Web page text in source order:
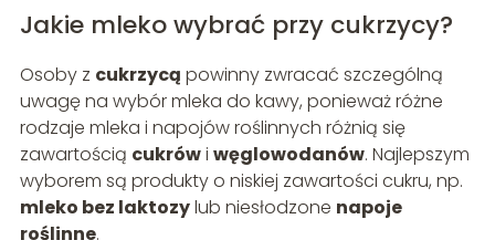
Jakie mleko wybrać przy cukrzycy?
Osoby z cukrzycą powinny zwracać szczególną
uwagę na wybór mleka do kawy, ponieważ różne
rodzaje mleka i napojów roślinnych różnią się
zawartością cukrówi węglowodanów. Najlepszym
wyborem są produkty o niskiej zawartości cukru, np.
mleko bez laktozylub niesłodzone napoje
roślinne.